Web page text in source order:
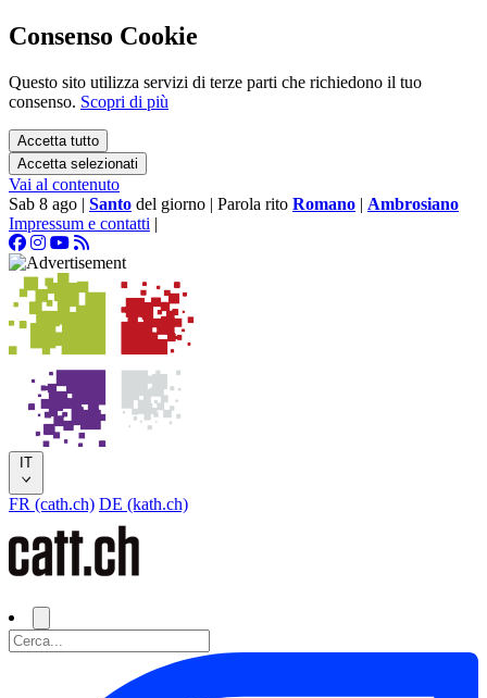
Consenso Cookie
Questo sito utilizza servizi di terze parti che richiedono il tuo
consenso. Scopri di più
Accetta tutto
Accetta selezionati
Vai al contenuto
Sab 8 ago | Santo del giorno | Parola rito Romano | Ambrosiano
Impressum e contatti |
IT
FR (cath.ch) DE (kath.ch)